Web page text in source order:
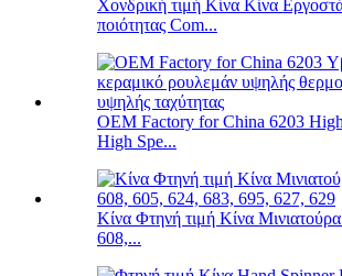
Χονδρική τιμή Κίνα Κίνα
ποιότητας Com...
OEM Factory for China 6203
High Spe...
Κίνα Φτηνή τιμή Κίνα
608,...